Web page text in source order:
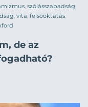
, szólásszabadság,
, vita, felsőoktatás,
de az